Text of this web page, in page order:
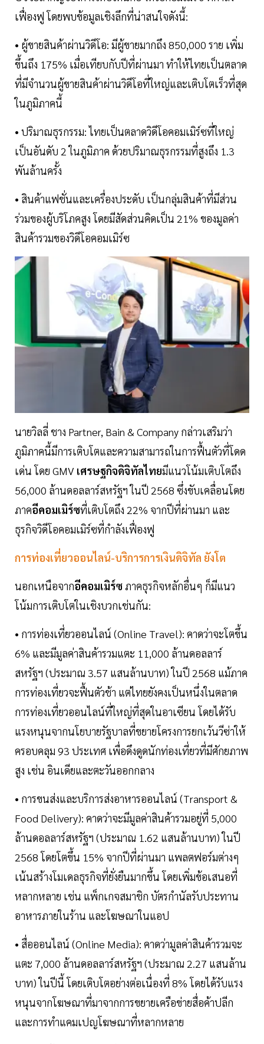
เฟื่องฟู โดยพบข้อมูลเชิงลึกที่น่าสนใจดังนี้:
• ผู้ขายสินค้าผ่านวิดีโอ: มีผู้ขายมากถึง 850,000 ราย เพิ่ม
ขึ้นถึง 175% เมื่อเทียบกับปีที่ผ่านมา ทำให้ไทยเป็นตลาด
ที่มีจำนวนผู้ขายสินค้าผ่านวิดีโอที่ใหญ่และเติบโตเร็วที่สุด
ในภูมิภาคนี้
• ปริมาณธุรกรรม: ไทยเป็นตลาดวิดีโอคอมเมิร์ซที่ใหญ่
เป็นอันดับ 2 ในภูมิภาค ด้วยปริมาณธุรกรรมที่สูงถึง 1.3
พันล้านครั้ง
• สินค้าแฟชั่นและเครื่องประดับ เป็นกลุ่มสินค้าที่มีส่วน
ร่วมของผู้บริโภคสูง โดยมีสัดส่วนคิดเป็น 21% ของมูลค่า
สินค้ารวมของวิดีโอคอมเมิร์ซ
นายวิลลี่ ชาง Partner, Bain & Company กล่าวเสริมว่า
ภูมิภาคนี้มีการเติบโตและความสามารถในการฟื้นตัวที่โดด
เด่น โดย GMV เศรษฐกิจดิจิทัลไทยมีแนวโน้มเติบโตถึง
56,000 ล้านดอลลาร์สหรัฐฯ ในปี 2568 ซึ่งขับเคลื่อนโดย
ภาคอีคอมเมิร์ซที่เติบโตถึง 22% จากปีที่ผ่านมา และ
ธุรกิจวิดีโอคอมเมิร์ซที่กำลังเฟื่องฟู
การท่องเที่ยวออนไลน์-บริการการเงินดิจิทัล ยังโต
นอกเหนือจากอีคอมเมิร์ซภาคธุรกิจหลักอื่นๆ ก็มีแนว
โน้มการเติบโตในเชิงบวกเช่นกัน:
• การท่องเที่ยวออนไลน์ (Online Travel): คาดว่าจะโตขึ้น
6% และมีมูลค่าสินค้ารวมแตะ 11,000 ล้านดอลลาร์
สหรัฐฯ (ประมาณ 3.57 แสนล้านบาท) ในปี 2568 แม้ภาค
การท่องเที่ยวจะฟื้นตัวช้า แต่ไทยยังคงเป็นหนึ่งในตลาด
การท่องเที่ยวออนไลน์ที่ใหญ่ที่สุดในอาเซียน โดยได้รับ
แรงหนุนจากนโยบายรัฐบาลที่ขยายโครงการยกเว้นวีซ่าให้
ครอบคลุม 93 ประเทศ เพื่อดึงดูดนักท่องเที่ยวที่มีศักยภาพ
สูง เช่น อินเดียและตะวันออกกลาง
• การขนส่งและบริการส่งอาหารออนไลน์ (Transport &
Food Delivery): คาดว่าจะมีมูลค่าสินค้ารวมอยู่ที่ 5,000
ล้านดอลลาร์สหรัฐฯ (ประมาณ 1.62 แสนล้านบาท) ในปี
2568 โดยโตขึ้น 15% จากปีที่ผ่านมา แพลตฟอร์มต่างๆ
เน้นสร้างโมเดลธุรกิจที่ยั่งยืนมากขึ้น โดยเพิ่มข้อเสนอที่
หลากหลาย เช่น แพ็กเกจสมาชิก บัตรกำนัลรับประทาน
อาหารภายในร้าน และโฆษณาในแอป
• สื่อออนไลน์ (Online Media): คาดว่ามูลค่าสินค้ารวมจะ
แตะ 7,000 ล้านดอลลาร์สหรัฐฯ (ประมาณ 2.27 แสนล้าน
บาท) ในปีนี้ โดยเติบโตอย่างต่อเนื่องที่ 8% โดยได้รับแรง
หนุนจากโฆษณาที่มาจากการขยายเครือข่ายสื่อค้าปลีก
และการทำแคมเปญโฆษณาที่หลากหลาย